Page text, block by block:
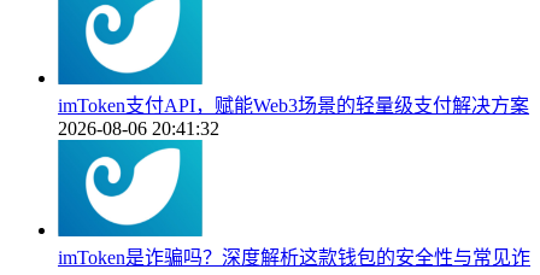
imToken支付API，赋能Web3场景的轻量级支付解决方案
2026-08-06 20:41:32
imToken是诈骗吗？深度解析这款钱包的安全性与常见诈